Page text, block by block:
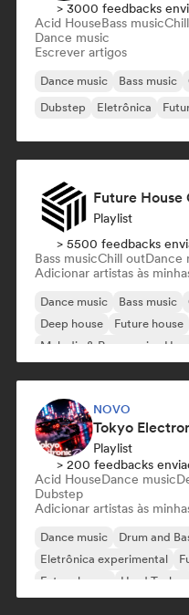
> 3000 feedbacks
Acid HouseBass music
Dance music
Escrever artigos
Dance music Bass music
Dubstep
Eletrônica
Future House
Playlist
> 5500 feedbacks
Bass musicChill outDance
Adicionar artistas às
Dance music Bass music
Deep house
Future house
Melodic & Progressive
NOVO
Playlist
> 200 feedbacks
Acid HouseDance music
Dubstep
Adicionar artistas às
Dance music Drum and
Eletrônica experimental
Future house
Hard Techno